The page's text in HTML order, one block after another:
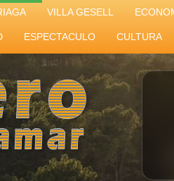
VILLA GESELL
ESPECTACULO CULTURA